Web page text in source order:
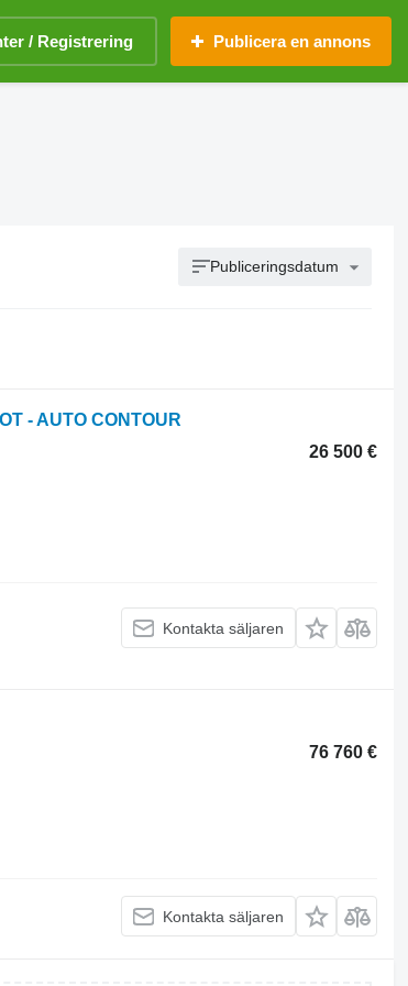
/ Registrering Publicera en annons
Publiceringsdatum
- AUTO CONTOUR
26 500 €
Kontakta säljaren
76 760 €
Kontakta säljaren